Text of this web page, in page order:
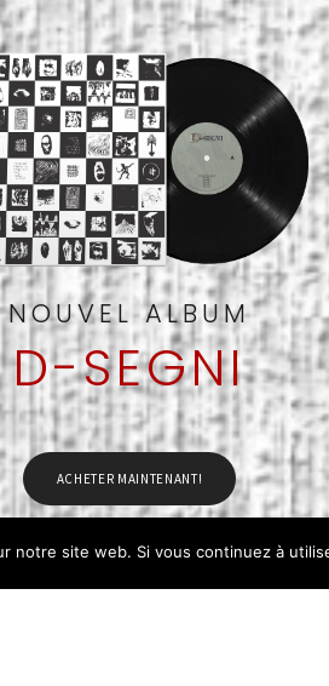
NOUVEL ALBUM
D-SEGNI
ACHETER MAINTENANT!
FOLLOW US
email youtubesoundcloud
spotify apple
amazon
notre site web. Si vous continuez à